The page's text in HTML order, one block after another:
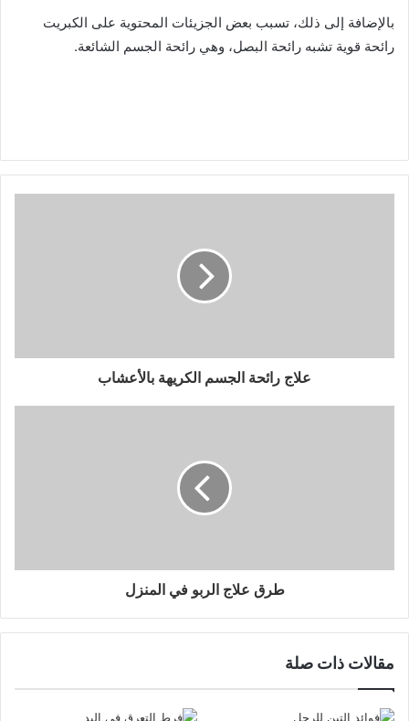
بالإضافة إلى ذلك، تسبب بعض الجزيئات المحتوية على الكبريت
رائحة قوية تشبه رائحة البصل، وهي رائحة الجسم الشائعة.
علاج رائحة الجسم الكريهة بالأعشاب
طرق علاج الربو في المنزل
مقالات ذات صلة